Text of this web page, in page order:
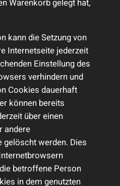
Warenkorb gelegt hat,
kann die Setzung von
Internetseite jederzeit
Einstellung des
verhindern und
Cookies dauerhaft
können bereits
über einen
andere
werden. Dies
betroffene Person
in dem genutzten